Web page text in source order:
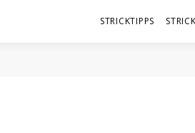
STRICKTIPPS